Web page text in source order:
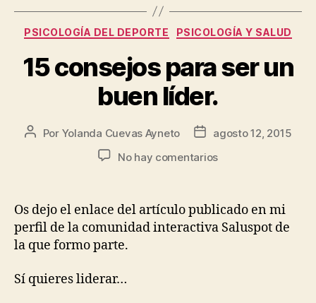
PSICOLOGÍA DEL DEPORTE PSICOLOGÍA Y SALUD
15 consejos para ser un
buen líder.
Por Yolanda Cuevas Ayneto
agosto 12, 2015
No hay comentarios
Os dejo el enlace del artículo publicado en mi
perfil de la comunidad interactiva Saluspot de
la que formo parte.
Sí quieres liderar…